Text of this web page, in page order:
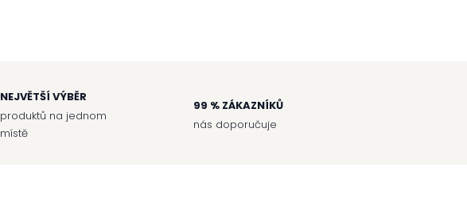
NEJVĚTŠÍ VÝBĚR
produktů na jednom
místě
99 % ZÁKAZNÍKŮ
nás doporučuje